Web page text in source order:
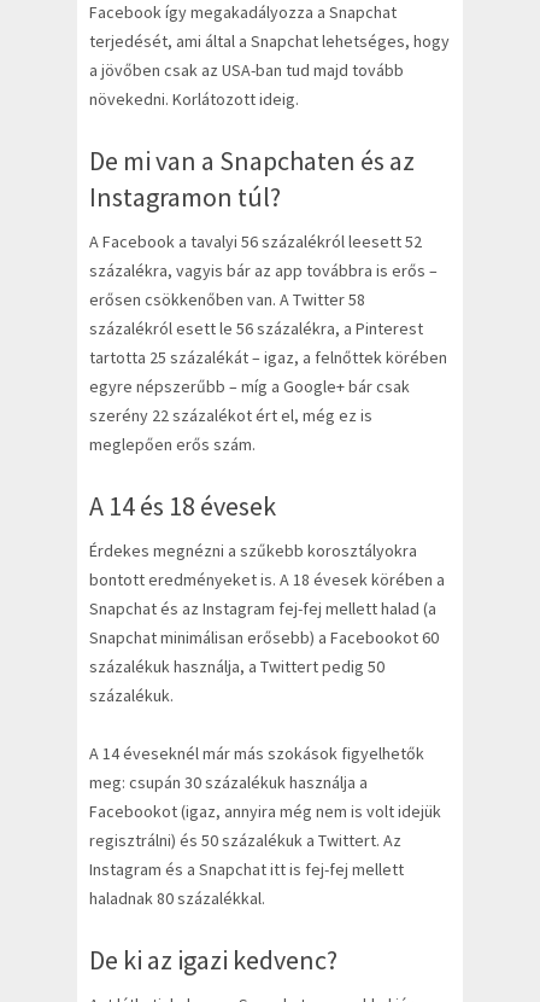
Facebook így megakadályozza a Snapchat
terjedését, ami által a Snapchat lehetséges, hogy
a jövőben csak az USA-ban tud majd tovább
növekedni. Korlátozott ideig.
De mi van a Snapchaten és az
Instagramon túl?
A Facebook a tavalyi 56 százalékról leesett 52
százalékra, vagyis bár az app továbbra is erős –
erősen csökkenőben van. A Twitter 58
százalékról esett le 56 százalékra, a Pinterest
tartotta 25 százalékát – igaz, a felnőttek körében
egyre népszerűbb – míg a Google+ bár csak
szerény 22 százalékot ért el, még ez is
meglepően erős szám.
A 14 és 18 évesek
Érdekes megnézni a szűkebb korosztályokra
bontott eredményeket is. A 18 évesek körében a
Snapchat és az Instagram fej-fej mellett halad (a
Snapchat minimálisan erősebb) a Facebookot 60
százalékuk használja, a Twittert pedig 50
százalékuk.
A 14 éveseknél már más szokások figyelhetők
meg: csupán 30 százalékuk használja a
Facebookot (igaz, annyira még nem is volt idejük
regisztrálni) és 50 százalékuk a Twittert. Az
Instagram és a Snapchat itt is fej-fej mellett
haladnak 80 százalékkal.
De ki az igazi kedvenc?